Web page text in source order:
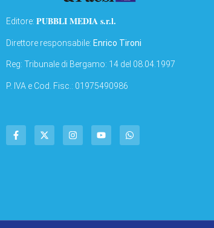
Editore: PUBBLI MEDIA s.r.l.
Direttore responsabile: Enrico Tironi
Reg: Tribunale di Bergamo: 14 del 08.04.1997
P. IVA e Cod. Fisc.: 01975490986